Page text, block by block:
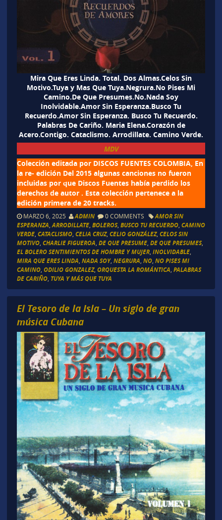
Mira Que Eres Linda. Total. Dos Almas.Celos Sin
Motivo.Tuya y Mas Que Tuya.Negrura.No Pises Mi
Camino.De Que Presumes.No.Nada Soy
Inolvidable.Amor Sin Esperanza.Busco Tu
Recuerdo.Amor Sin Esperanza. Busco Tu Recuerdo.
Palabras De Cariño. Maria Elena.Corazón de
Acero.Contigo. Cataclismo. Arrodillate. Camino Verde.
MDV
Colección editada por DISCOS FUENTES COLOMBIA, En
la re- edición Del 2015 algunas canciones no fueron
incluidas por que Discos Fuentes había perdido los
derechos de autor . Esta colección pertenece a la
edición primera de 20 tracks.
MARZO 6, 2025 ADMIN 0 COMMENTS
AMOR SIN
ESPERANZA ARRODILLATE, BOLEROS, BUSCO TU RECUERDO, CAMINO
VERDE, CATACLISMO, CELIA CRUZ, CELIO GONZÁLEZ, CELOS SIN
MOTIVO, CHARLIE FIGUEROA DE QUE PRESUME, DE QUE PRESUMES,
EL BOLERO SENTIMIENTOS DE HOMBRE Y MUJER, INOLVIDABLE,
MIRA QUE ERES LINDA NADA SOY, NEGRURA NO, NO PISES MI
CAMINO, ODILIO GONZALEZ, ORQUESTA LA ROMÁNTICA PALABRAS
DE CARIÑO, TUYA Y MÁS QUE TUYA
El Tesoro de la Isla – Un siglo de gran
música Cubana